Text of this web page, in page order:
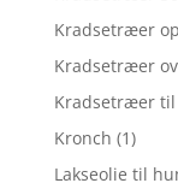
Kradsetræer
Kradsetræer
Kradsetræer til
Kronch (1)
Lakseolie til